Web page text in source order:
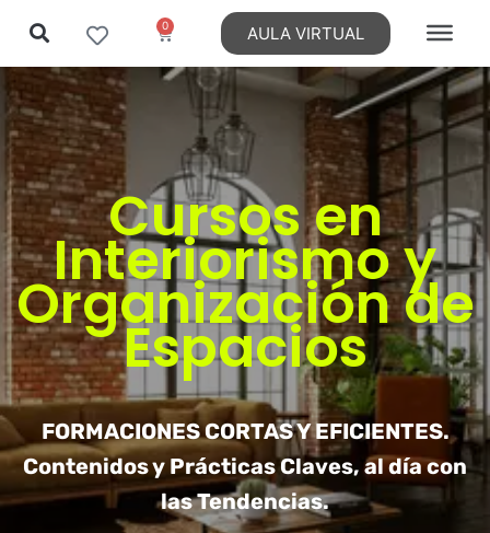
contenido
0 AULA VIRTUAL
Cursos en
Interiorismo y
Organización de
Espacios
FORMACIONES CORTAS Y EFICIENTES.
Contenidos y Prácticas Claves, al día con
las Tendencias.